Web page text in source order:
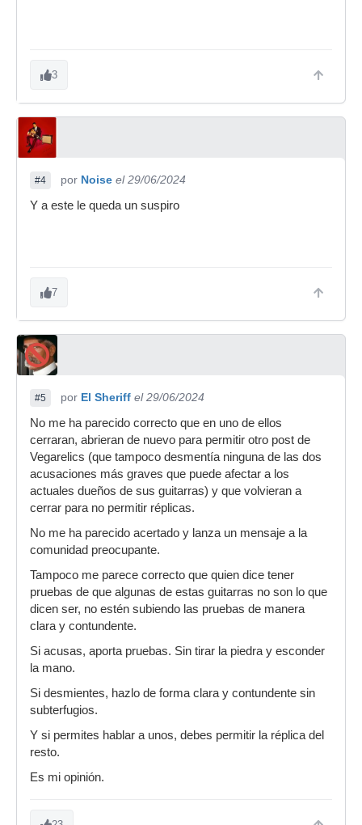
3
#4 por Noise el 29/06/2024
Y a este le queda un suspiro
7
#5 por El Sheriff el 29/06/2024
No me ha parecido correcto que en uno de ellos
cerraran, abrieran de nuevo para permitir otro post de
Vegarelics (que tampoco desmentía ninguna de las dos
acusaciones más graves que puede afectar a los
actuales dueños de sus guitarras) y que volvieran a
cerrar para no permitir réplicas.
No me ha parecido acertado y lanza un mensaje a la
comunidad preocupante.
Tampoco me parece correcto que quien dice tener
pruebas de que algunas de estas guitarras no son lo que
dicen ser, no estén subiendo las pruebas de manera
clara y contundente.
Si acusas, aporta pruebas. Sin tirar la piedra y esconder
la mano.
Si desmientes, hazlo de forma clara y contundente sin
subterfugios.
Y si permites hablar a unos, debes permitir la réplica del
resto.
Es mi opinión.